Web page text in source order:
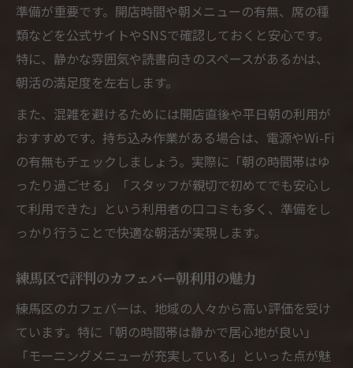
準備が重要です。開店時間や朝メニューの有無、席の種
類などを公式サイトやSNSで確認しておくと安心です。
特に、静かな雰囲気や読書向きのスペースがあるかは、
朝活の満足度を左右します。
また、混雑を避けるためには開店直後や平日朝の利用が
おすすめです。持ち込み作業がある場合は、電源やWi-Fi
の有無もチェックしましょう。実際に「朝の時間帯はゆ
ったり過ごせる」「スタッフが親切で初めてでも安心し
て利用できた」という利用者の口コミも多く、準備をし
っかり行うことで快適な朝活が実現します。
練馬区で評判のカフェバー朝利用の魅力
練馬区のカフェバーは、地域の人々から高い評価を受け
ています。特に「朝の時間帯は静かで居心地が良い」
「モーニングメニューが充実している」といった点が魅